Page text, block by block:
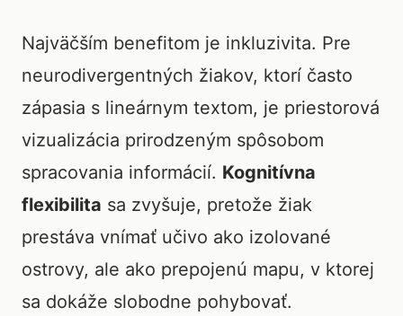
Najväčším benefitom je inkluzivita. Pre
neurodivergentných žiakov, ktorí často
zápasia s lineárnym textom, je priestorová
vizualizácia prirodzeným spôsobom
spracovania informácií. Kognitívna
flexibilita sa zvyšuje, pretože žiak
prestáva vnímať učivo ako izolované
ostrovy, ale ako prepojenú mapu, v ktorej
sa dokáže slobodne pohybovať.